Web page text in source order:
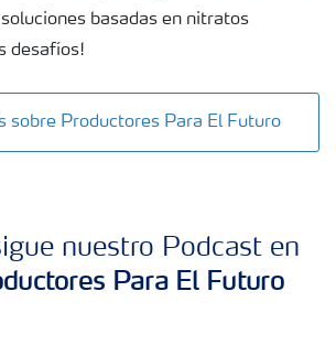
basadas en nitratos
desafíos!
sobre Productores Para El Futuro
nuestro Podcast en
Para El Futuro